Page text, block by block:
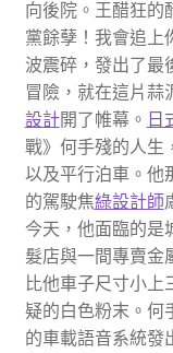
向後院。王醋狂的
黨餘孽！我會追上
波震碎，發出了最
冒險，就在這片蒜
設計開了帷幕。 日
戰》何手殘的人生
以及平行泊車。他
的駕駛焦綠設計師
今天，他面臨的是
髮店與一間專賣金
比他車子尺寸小上
疑的白色粉末。何
的車載語音系統發